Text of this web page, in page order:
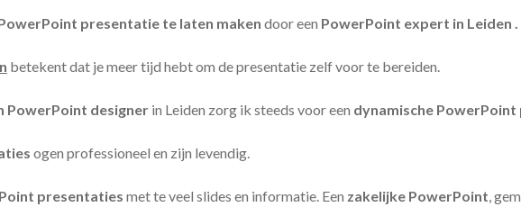
presentatie te laten maken door een PowerPoint expert in Leiden .
betekent dat je meer tijd hebt om de presentatie zelf voor te bereiden.
PowerPoint designer in Leiden zorg ik steeds voor een dynamische
ogen professioneel en zijn levendig.
presentaties met te veel slides en informatie. Een zakelijke PowerPoint,